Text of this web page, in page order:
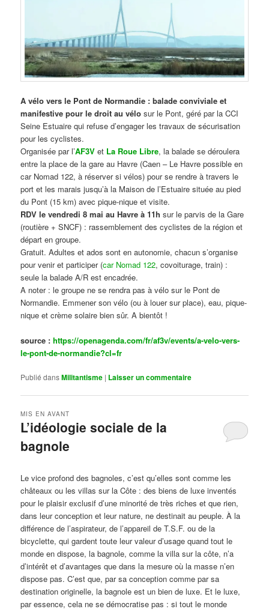
A vélo vers le Pont de Normandie : balade conviviale et
manifestive pour le droit au vélo sur le Pont, géré par la CCI
Seine Estuaire qui refuse d’engager les travaux de sécurisation
pour les cyclistes.
Organisée par l’AF3V et La Roue Libre, la balade se déroulera
entre la place de la gare au Havre (Caen – Le Havre possible en
car Nomad 122, à réserver si vélos) pour se rendre à travers le
port et les marais jusqu’à la Maison de l’Estuaire située au pied
du Pont (15 km) avec pique-nique et visite.
RDV le vendredi 8 mai au Havre à 11h sur le parvis de la Gare
(routière + SNCF) : rassemblement des cyclistes de la région et
départ en groupe.
Gratuit. Adultes et ados sont en autonomie, chacun s’organise
pour venir et participer (car Nomad 122, covoiturage, train) :
seule la balade A/R est encadrée.
A noter : le groupe ne se rendra pas à vélo sur le Pont de
Normandie. Emmener son vélo (ou à louer sur place), eau, pique-
nique et crème solaire bien sûr. A bientôt !
source :https://openagenda.com/fr/af3v/events/a-velo-vers-
le-pont-de-normandie?cl=fr
Publié dansMilitantisme | Laisser un commentaire
L’idéologie sociale de la
bagnole
MIS EN AVANT
Le vice profond des bagnoles, c’est qu’elles sont comme les
châteaux ou les villas sur la Côte : des biens de luxe inventés
pour le plaisir exclusif d’une minorité de très riches et que rien,
dans leur conception et leur nature, ne destinait au peuple. À la
différence de l’aspirateur, de l’appareil de T.S.F. ou de la
bicyclette, qui gardent toute leur valeur d’usage quand tout le
monde en dispose, la bagnole, comme la villa sur la côte, n’a
d’intérêt et d’avantages que dans la mesure où la masse n’en
dispose pas. C’est que, par sa conception comme par sa
destination originelle, la bagnole est un bien de luxe. Et le luxe,
par essence, cela ne se démocratise pas : si tout le monde